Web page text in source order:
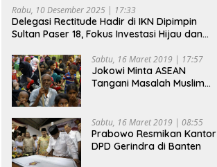
Rabu, 10 Desember 2025 | 17:33
Delegasi Rectitude Hadir di IKN Dipimpin
Sultan Paser 18, Fokus Investasi Hijau dan
Sabtu, 16 Maret 2019 | 17:57
Jokowi Minta ASEAN
Tangani Masalah Muslim
Sabtu, 16 Maret 2019 | 08:55
Prabowo Resmikan Kantor
DPD Gerindra di Banten